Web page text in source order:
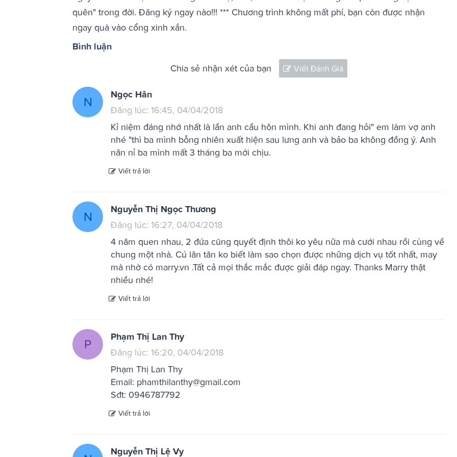
quên" trong đời. Đăng ký ngay nào!!! *** Chương trình không mất phí, bạn còn được nhận
ngay quà vào cổng xinh xắn.
Bình luận
Chia sẻ nhận xét của bạn Viết Đánh Giá
N
Ngọc Hân
Đăng lúc: 16:45, 04/04/2018
Kỉ niệm đáng nhớ nhất là lần anh cầu hôn mình. Khi anh đang hỏi" em làm vợ anh
nhé "thì ba mình bỗng nhiên xuất hiện sau lưng anh và bảo ba không đồng ý. Anh
năn nỉ ba mình mất 3 tháng ba mới chịu.
Viết trả lời
N
Nguyễn Thị Ngọc Thương
Đăng lúc: 16:27, 04/04/2018
4 năm quen nhau, 2 đứa cũng quyết định thôi ko yêu nữa mà cưới nhau rồi cùng về
chung một nhà. Cú lăn tăn ko biết làm sao chọn được những dịch vụ tốt nhất, may
mà nhờ có marry.vn .Tất cả mọi thắc mắc được giải đáp ngay. Thanks Marry thật
nhiều nhé!
Viết trả lời
P
Phạm Thị Lan Thy
Đăng lúc: 16:20, 04/04/2018
Phạm Thị Lan Thy
Email: phamthilanthy@gmail.com
Sđt: 0946787792
Viết trả lời
Nguyễn Thị Lệ Vy